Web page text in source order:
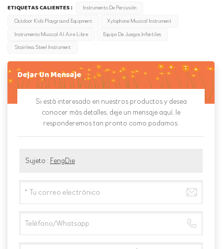
ETIQUETAS CALIENTES : Instrumento De Percusión
Outdoor Kids Playground Equipment Xylophone Musical Instrument
Instrumento Musical Al Aire Libre
Equipo De Juegos Infantiles
Stainless Steel Instrument
Dejar Un Mensaje
Si está interesado en nuestros productos y desea
conocer más detalles, deje un mensaje aquí, le
responderemos tan pronto como podamos.
Sujeto : FengDie